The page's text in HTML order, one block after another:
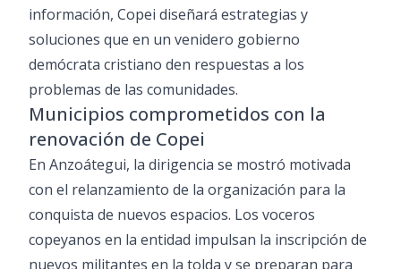
información, Copei diseñará estrategias y
soluciones que en un venidero gobierno
demócrata cristiano den respuestas a los
problemas de las comunidades.
Municipios comprometidos con la
renovación de Copei
En Anzoátegui, la dirigencia se mostró motivada
con el relanzamiento de la organización para la
conquista de nuevos espacios. Los voceros
copeyanos en la entidad impulsan la inscripción de
nuevos militantes en la tolda y se preparan para